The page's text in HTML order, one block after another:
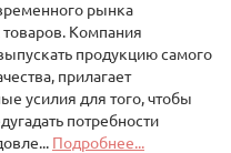
рынка
Компания
продукцию самого
прилагает
усилия для того, чтобы
потребности
Подробнее...